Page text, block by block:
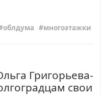
облдума многоэтажки
Григорьева-
свои